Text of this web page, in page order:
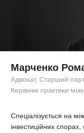
Марченко
Адвокат, Старший
Керівник практики
Спеціалізується на
інвестиційних